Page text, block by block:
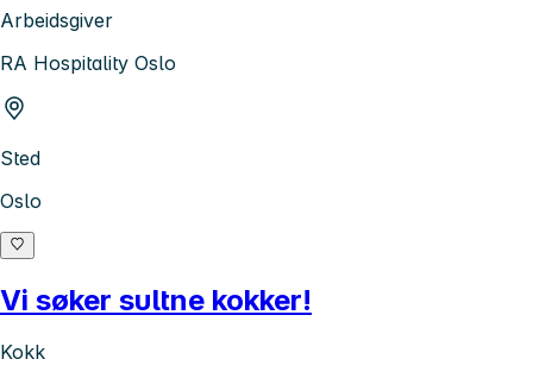
Arbeidsgiver
RA Hospitality Oslo
Sted
Oslo
Vi søker sultne kokker!
Kokk